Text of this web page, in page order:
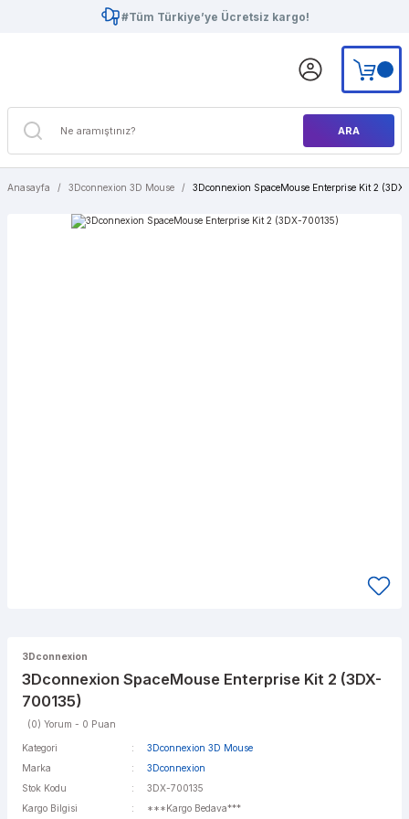
#Tüm Türkiye’ye Ücretsiz kargo!
ARA
Anasayfa 3Dconnexion 3D Mouse 3Dconnexion SpaceMouse Enterprise Kit 2
3Dconnexion
3Dconnexion SpaceMouse Enterprise Kit 2 (3DX-
700135)
(0) Yorum - 0 Puan
Kategori
3Dconnexion 3D Mouse
Marka
3Dconnexion
Stok Kodu
3DX-700135
Kargo Bilgisi
***Kargo Bedava***